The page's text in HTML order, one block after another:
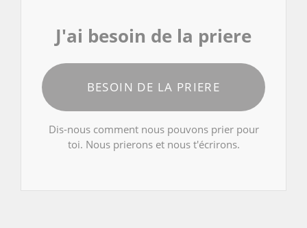
J'ai besoin de la priere
BESOIN DE LA PRIERE
Dis-nous comment nous pouvons prier pour
toi. Nous prierons et nous t'écrirons.